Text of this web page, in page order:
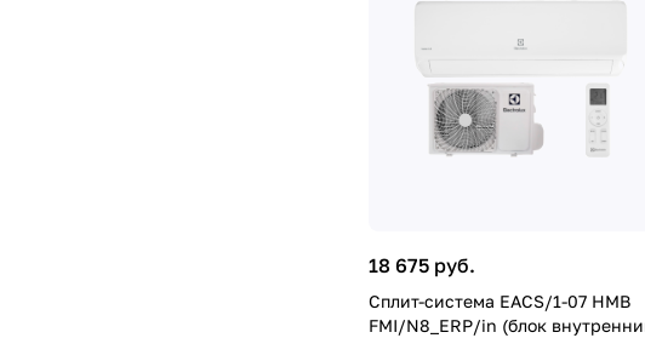
18 675 руб.
Сплит-система EACS/1-07 HMB
FMI/N8_ERP/in (блок